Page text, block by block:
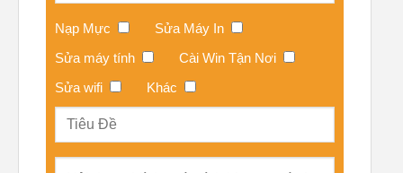
Nạp Mực
Sửa Máy In
Sửa máy tính
Cài Win Tận Nơi
Sửa wifi
Khác